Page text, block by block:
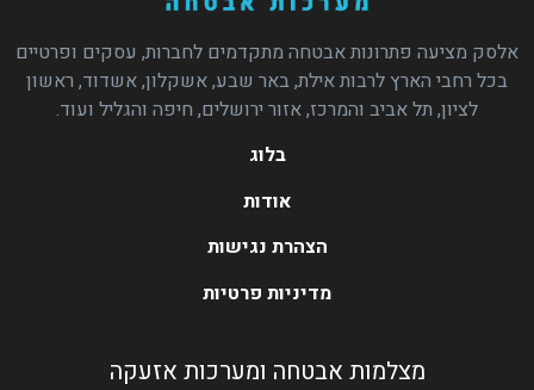
אלסק מציעה פתרונות אבטחה מתקדמים לחברות, עסקים ופרטיים
בכל רחבי הארץ לרבות אילת, באר שבע, אשקלון, אשדוד, ראשון
לציון, תל אביב והמרכז, אזור ירושלים, חיפה והגליל ועוד.
בלוג
אודות
הצהרת נגישות
מדיניות פרטיות
מצלמות אבטחה ומערכות אזעקה